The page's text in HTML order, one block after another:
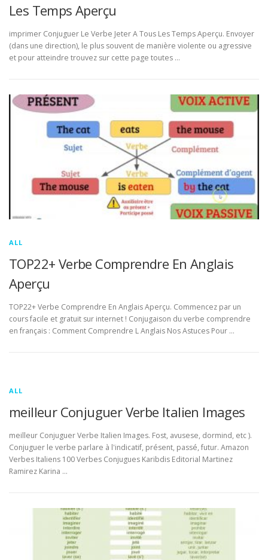
Les Temps Aperçu
imprimer Conjuguer Le Verbe Jeter A Tous Les Temps Aperçu. Envoyer
(dans une direction), le plus souvent de manière violente ou agressive
et pour atteindre trouvez sur cette page toutes …
ALL
TOP22+ Verbe Comprendre En Anglais
Aperçu
TOP22+ Verbe Comprendre En Anglais Aperçu. Commencez par un
cours facile et gratuit sur internet ! Conjugaison du verbe comprendre
en français : Comment Comprendre L Anglais Nos Astuces Pour …
ALL
meilleur Conjuguer Verbe Italien Images
meilleur Conjuguer Verbe Italien Images. Fost, avusese, dormind, etc ).
Conjuguer le verbe parlare à l'indicatif, présent, passé, futur. Amazon
Verbes Italiens 100 Verbes Conjugues Karibdis Editorial Martinez
Ramirez Karina …